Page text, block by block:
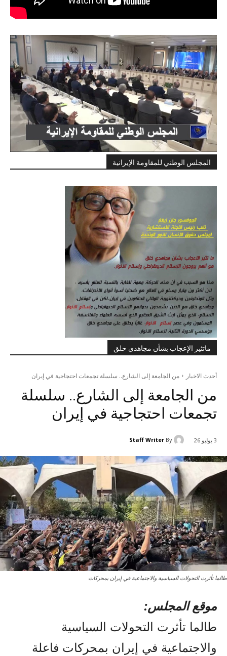
المجلس الوطني للمقاومة الإيرانية
ماتثير الإعجاب بشأن مجاهدي خلق
أحدث الاخبار من الجامعة إلى الشارع.. سلسلة تجمعات احتجاجية في إيران
من الجامعة إلى الشارع.. سلسلة
تجمعات احتجاجية في إيران
3 يوليو 26 By
Staff Writer
طالما تأثرت التحولات السياسية والاجتماعية في إيران بمحركات
موقع المجلس:
طالما تأثرت التحولات السياسية
والاجتماعية في إيران بمحركات فاعلة